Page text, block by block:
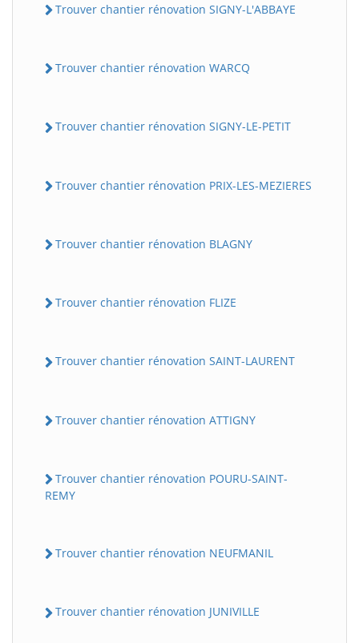
Trouver chantier rénovation SIGNY-L'ABBAYE
Trouver chantier rénovation WARCQ
Trouver chantier rénovation SIGNY-LE-PETIT
Trouver chantier rénovation PRIX-LES-MEZIERES
Trouver chantier rénovation BLAGNY
Trouver chantier rénovation FLIZE
Trouver chantier rénovation SAINT-LAURENT
Trouver chantier rénovation ATTIGNY
Trouver chantier rénovation POURU-SAINT-
REMY
Trouver chantier rénovation NEUFMANIL
Trouver chantier rénovation JUNIVILLE